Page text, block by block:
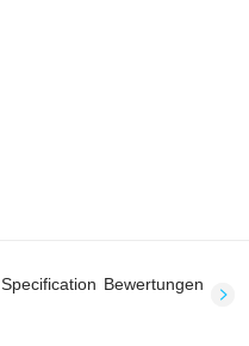
Specification Bewertungen